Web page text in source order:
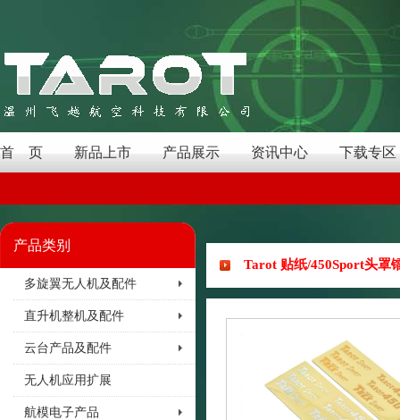
首 页 新品上市 产品展示 资讯中心 下载专区
产品类别
多旋翼无人机及配件
直升机整机及配件
云台产品及配件
无人机应用扩展
航模电子产品
Tarot 贴纸/450Sport头罩